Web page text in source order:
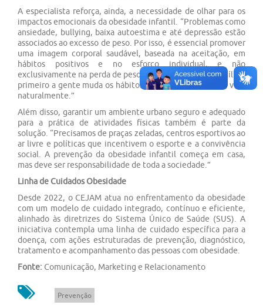
A especialista reforça, ainda, a necessidade de olhar para os
impactos emocionais da obesidade infantil. “Problemas como
ansiedade, bullying, baixa autoestima e até depressão estão
associados ao excesso de peso. Por isso, é essencial promover
uma imagem corporal saudável, baseada na aceitação, em
hábitos positivos e no esforço individual, e não
exclusivamente na perda de peso. Sempre explico às famílias:
primeiro a gente muda os hábitos. Depois, os resultados vêm
naturalmente.”
Além disso, garantir um ambiente urbano seguro e adequado
para a prática de atividades físicas também é parte da
solução. “Precisamos de praças zeladas, centros esportivos ao
ar livre e políticas que incentivem o esporte e a convivência
social. A prevenção da obesidade infantil começa em casa,
mas deve ser responsabilidade de toda a sociedade.”
Linha de Cuidados Obesidade
Desde 2022, o CEJAM atua no enfrentamento da obesidade
com um modelo de cuidado integrado, contínuo e eficiente,
alinhado às diretrizes do Sistema Único de Saúde (SUS). A
iniciativa contempla uma linha de cuidado específica para a
doença, com ações estruturadas de prevenção, diagnóstico,
tratamento e acompanhamento das pessoas com obesidade.
Fonte: Comunicação, Marketing e Relacionamento
Prevenção